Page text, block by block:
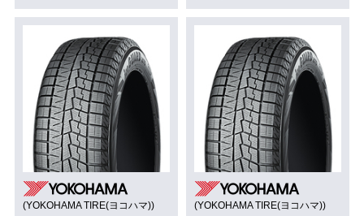
(YOKOHAMA TIRE(ヨコハマ)) (YOKOHAMA TIRE(ヨコハマ))